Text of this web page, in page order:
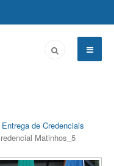
Entrega de Credenciais
Matinhos_5